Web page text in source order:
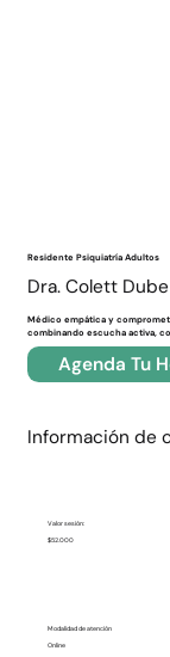
Residente Psiquiatría Adultos
Dra. Colett Dube
Médico empática y
combinando escucha activa,
Agenda Tu
Información de
Valor sesión:
$52.000
Modalidad de atención
Online